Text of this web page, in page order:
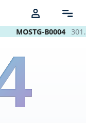
MOSTG-B0004